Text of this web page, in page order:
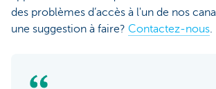
des problèmes d’accès à l'un de nos
une suggestion à faire? Contactez-nous.